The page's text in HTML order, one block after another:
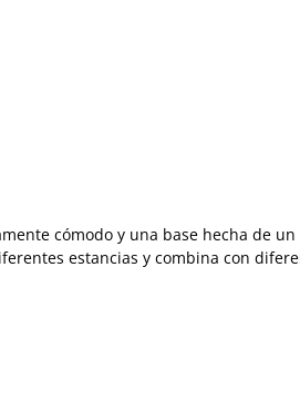
cómodo y una base hecha de
estancias y combina con